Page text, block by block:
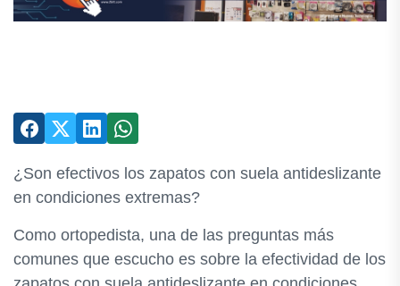
¿Son efectivos los zapatos con suela antideslizante
en condiciones extremas?
Como ortopedista, una de las preguntas más
comunes que escucho es sobre la efectividad de los